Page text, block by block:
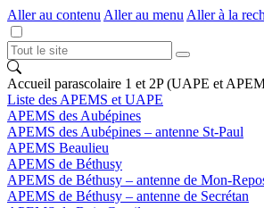
Aller au contenu Aller au menu Aller à la
Accueil parascolaire 1 et 2P (UAPE et
Liste des APEMS et UAPE
APEMS des Aubépines
APEMS des Aubépines – antenne St-Paul
APEMS Beaulieu
APEMS de Béthusy
APEMS de Béthusy – antenne de Mon-
APEMS de Béthusy – antenne de Secrétan